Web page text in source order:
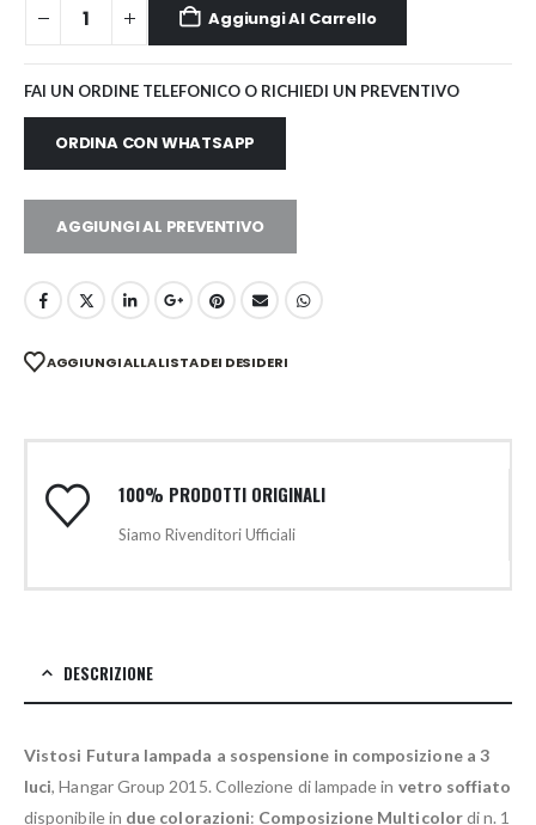
Aggiungi Al Carrello
FAI UN ORDINE TELEFONICO O RICHIEDI UN PREVENTIVO
ORDINA CON WHATSAPP
AGGIUNGI AL PREVENTIVO
AGGIUNGI ALLA LISTA DEI DESIDERI
100% PRODOTTI ORIGINALI
Siamo Rivenditori Ufficiali
DESCRIZIONE
Vistosi Futura lampada a sospensione in composizione a 3
luci, Hangar Group 2015. Collezione di lampade in vetro soffiato
disponibile in due colorazioni: Composizione Multicolordi n. 1